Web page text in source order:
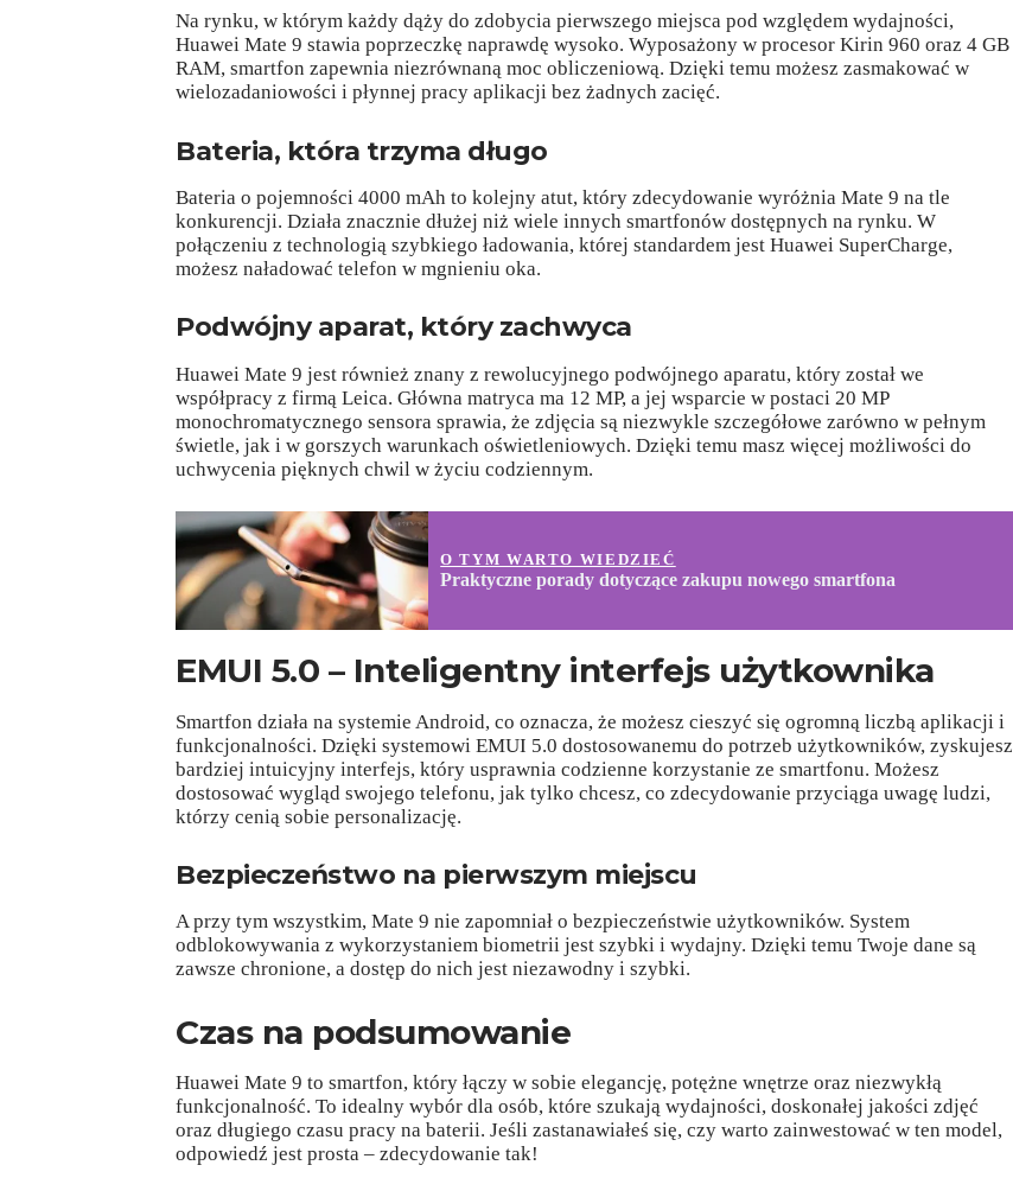
Na rynku, w którym każdy dąży do zdobycia pierwszego miejsca pod względem wydajności,
Huawei Mate 9 stawia poprzeczkę naprawdę wysoko. Wyposażony w procesor Kirin 960 oraz 4 GB
RAM, smartfon zapewnia niezrównaną moc obliczeniową. Dzięki temu możesz zasmakować w
wielozadaniowości i płynnej pracy aplikacji bez żadnych zacięć.
Bateria, która trzyma długo
Bateria o pojemności 4000 mAh to kolejny atut, który zdecydowanie wyróżnia Mate 9 na tle
konkurencji. Działa znacznie dłużej niż wiele innych smartfonów dostępnych na rynku. W
połączeniu z technologią szybkiego ładowania, której standardem jest Huawei SuperCharge,
możesz naładować telefon w mgnieniu oka.
Podwójny aparat, który zachwyca
Huawei Mate 9 jest również znany z rewolucyjnego podwójnego aparatu, który został we
współpracy z firmą Leica. Główna matryca ma 12 MP, a jej wsparcie w postaci 20 MP
monochromatycznego sensora sprawia, że zdjęcia są niezwykle szczegółowe zarówno w pełnym
świetle, jak i w gorszych warunkach oświetleniowych. Dzięki temu masz więcej możliwości do
uchwycenia pięknych chwil w życiu codziennym.
O TYM WARTO WIEDZIEĆ
Praktyczne porady dotyczące zakupu nowego smartfona
EMUI 5.0 – Inteligentny interfejs użytkownika
Smartfon działa na systemie Android, co oznacza, że możesz cieszyć się ogromną liczbą aplikacji i
funkcjonalności. Dzięki systemowi EMUI 5.0 dostosowanemu do potrzeb użytkowników, zyskujesz
bardziej intuicyjny interfejs, który usprawnia codzienne korzystanie ze smartfonu. Możesz
dostosować wygląd swojego telefonu, jak tylko chcesz, co zdecydowanie przyciąga uwagę ludzi,
którzy cenią sobie personalizację.
Bezpieczeństwo na pierwszym miejscu
A przy tym wszystkim, Mate 9 nie zapomniał o bezpieczeństwie użytkowników. System
odblokowywania z wykorzystaniem biometrii jest szybki i wydajny. Dzięki temu Twoje dane są
zawsze chronione, a dostęp do nich jest niezawodny i szybki.
Czas na podsumowanie
Huawei Mate 9 to smartfon, który łączy w sobie elegancję, potężne wnętrze oraz niezwykłą
funkcjonalność. To idealny wybór dla osób, które szukają wydajności, doskonałej jakości zdjęć
oraz długiego czasu pracy na baterii. Jeśli zastanawiałeś się, czy warto zainwestować w ten model,
odpowiedź jest prosta – zdecydowanie tak!